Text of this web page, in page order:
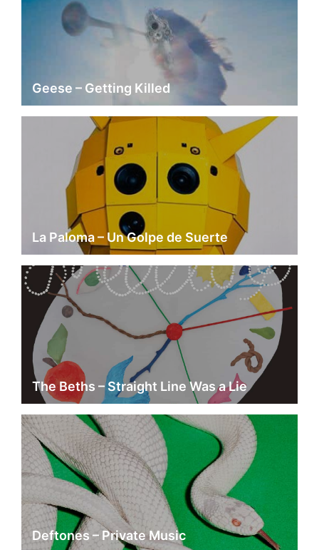
Geese – Getting Killed
La Paloma – Un Golpe de Suerte
The Beths – Straight Line Was a Lie
Deftones – Private Music